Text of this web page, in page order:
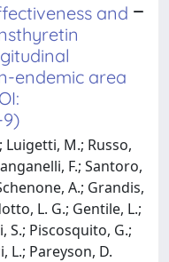
and
endemic area
9)
Luigetti, M.; Russo,
F.; Santoro,
A.; Grandis,
L. G.; Gentile, L.;
S.; Piscosquito, G.;
L.; Pareyson, D.